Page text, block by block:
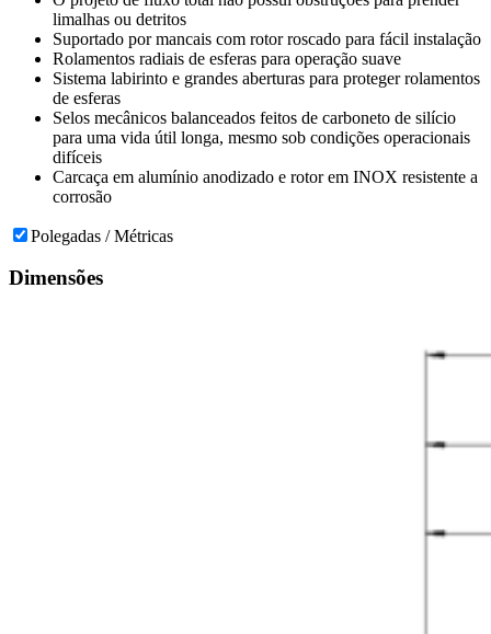
limalhas ou detritos
Suportado por mancais com rotor roscado para fácil instalação
Rolamentos radiais de esferas para operação suave
Sistema labirinto e grandes aberturas para proteger rolamentos
de esferas
Selos mecânicos balanceados feitos de carboneto de silício
para uma vida útil longa, mesmo sob condições operacionais
difíceis
Carcaça em alumínio anodizado e rotor em INOX resistente a
corrosão
Polegadas / Métricas
Dimensões